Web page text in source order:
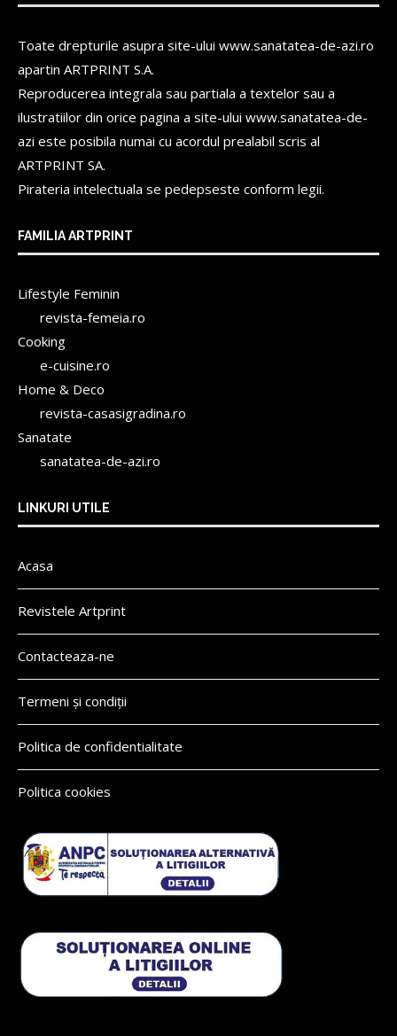
Toate drepturile asupra site-ului www.sanatatea-de-azi.ro
apartin ARTPRINT S.A.
Reproducerea integrala sau partiala a textelor sau a
ilustratiilor din orice pagina a site-ului www.sanatatea-de-
azi este posibila numai cu acordul prealabil scris al
ARTPRINT SA.
Pirateria intelectuala se pedepseste conform legii.
FAMILIA ARTPRINT
Lifestyle Feminin
revista-femeia.ro
Cooking
e-cuisine.ro
Home & Deco
revista-casasigradina.ro
Sanatate
sanatatea-de-azi.ro
LINKURI UTILE
Acasa
Revistele Artprint
Contacteaza-ne
Termeni și condiții
Politica de confidentialitate
Politica cookies